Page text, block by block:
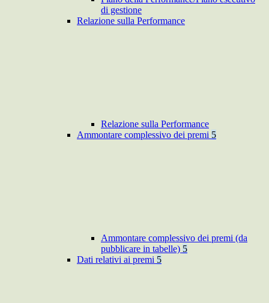
di gestione
Relazione sulla Performance
Relazione sulla Performance
Ammontare complessivo dei premi 5
Ammontare complessivo dei premi (da
pubblicare in tabelle) 5
Dati relativi ai premi 5